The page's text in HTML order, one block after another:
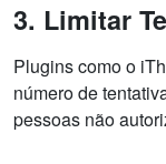
3. Limitar
Plugins como o
número de
pessoas não